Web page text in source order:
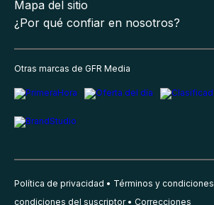
Mapa del sitio
¿Por qué confiar en nosotros?
Otras marcas de GFR Media
Política de privacidad Términos y condiciones
condiciones del suscriptor
Correcciones